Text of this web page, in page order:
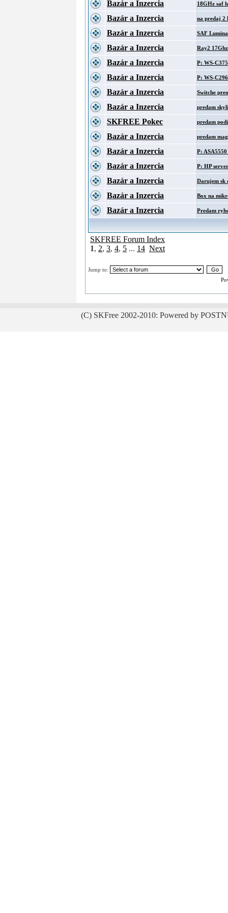
Bazár a Inzercia 18GHz saf
Bazár a Inzercia na predaj 2
Bazár a Inzercia SAF
Bazár a Inzercia Ray2
Bazár a Inzercia P: WS-
Bazár a Inzercia P: WS-
Bazár a Inzercia Switche
Bazár a Inzercia predam
SKFREE Pokec predam
Bazár a Inzercia predam
Bazár a Inzercia P:
Bazár a Inzercia P: HP
Bazár a Inzercia Darujem sk
Bazár a Inzercia Box na
Bazár a Inzercia Predam
SKFREE Forum Index
1, 2, 3, 4, 5 ... 14 Next
Jump to:
(C) SKFree 2002-2010: Powered by